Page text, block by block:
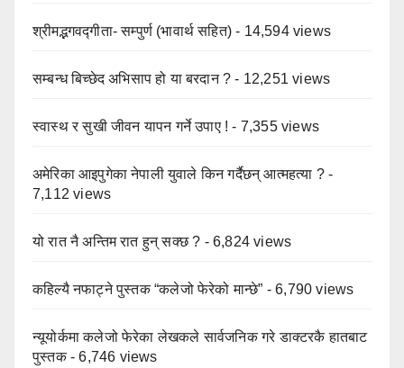
श्रीमद्भगवद्गीता- सम्पुर्ण (भावार्थ सहित) - 14,594 views
सम्बन्ध बिच्छेद अभिसाप हो या बरदान ? - 12,251 views
स्वास्थ र सुखी जीवन यापन गर्ने उपाए ! - 7,355 views
अमेरिका आइपुगेका नेपाली युवाले किन गर्दैछन् आत्महत्या ? -
7,112 views
यो रात नै अन्तिम रात हुन् सक्छ ? - 6,824 views
कहिल्यै नफाट्ने पुस्तक “कलेजो फेरेको मान्छे” - 6,790 views
न्यूयोर्कमा कलेजो फेरेका लेखकले सार्वजनिक गरे डाक्टरकै हातबाट
पुस्तक- 6,746 views